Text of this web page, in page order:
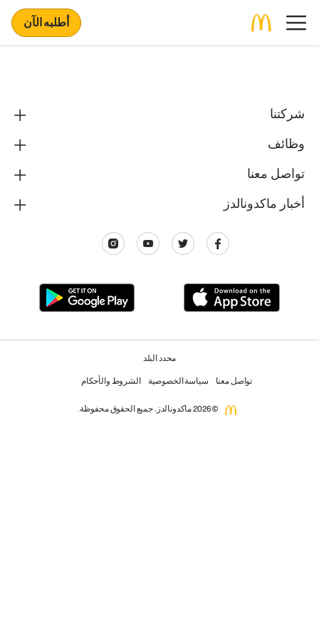
أطلبه الآن
شركتنا
وظائف
تواصل معنا
أخبار ماكدونالدز
محدد البلد
تواصل معنا سياسة الخصوصية الشروط والأحكام
© 2026 ماكدونالدز. جميع الحقوق محفوظة.